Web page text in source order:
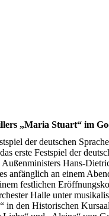
„Maria Stuart“ im
der deutschen
erste Festspiel der
Hans-
anfänglich an einem
festlichen
Halle unter
in den Historischen